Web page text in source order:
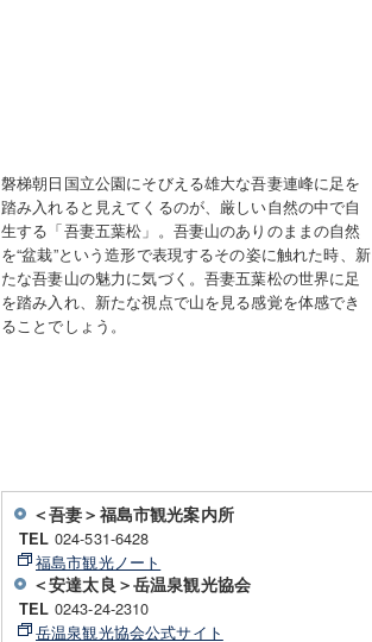
磐梯朝日国立公園にそびえる雄大な吾妻連峰に足を
踏み入れると見えてくるのが、厳しい自然の中で自
生する「吾妻五葉松」。吾妻山のありのままの自然
を“盆栽”という造形で表現するその姿に触れた時、新
たな吾妻山の魅力に気づく。吾妻五葉松の世界に足
を踏み入れ、新たな視点で山を見る感覚を体感でき
ることでしょう。
＜吾妻＞福島市観光案内所
TEL 024-531-6428
福島市観光ノート
＜安達太良＞岳温泉観光協会
TEL 0243-24-2310
岳温泉観光協会公式サイト